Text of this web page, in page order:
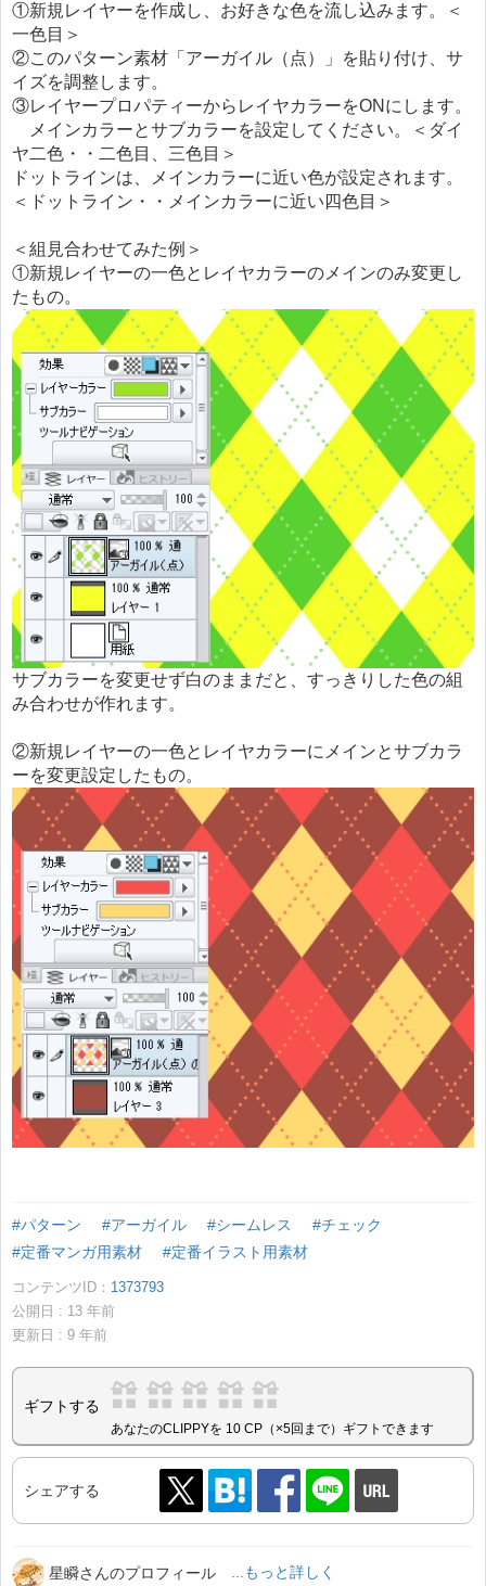
①新規レイヤーを作成し、お好きな色を流し込みます。＜
一色目＞
②このパターン素材「アーガイル（点）」を貼り付け、サ
イズを調整します。
③レイヤープロパティーからレイヤカラーをONにします。
メインカラーとサブカラーを設定してください。＜ダイ
ヤ二色・・二色目、三色目＞
ドットラインは、メインカラーに近い色が設定されます。
＜ドットライン・・メインカラーに近い四色目＞
＜組見合わせてみた例＞
①新規レイヤーの一色とレイヤカラーのメインのみ変更し
たもの。
サブカラーを変更せず白のままだと、すっきりした色の組
み合わせが作れます。
②新規レイヤーの一色とレイヤカラーにメインとサブカラ
ーを変更設定したもの。
#パターン #アーガイル #シームレス
#チェック
#定番マンガ用素材
#定番イラスト用素材
コンテンツID： 1373793
公開日 : 13 年前
更新日 : 9 年前
ギフトする
あなたのCLIPPYを 10 CP（×5回まで）ギフトできます
シェアする
星瞬さんのプロフィール ...もっと詳しく